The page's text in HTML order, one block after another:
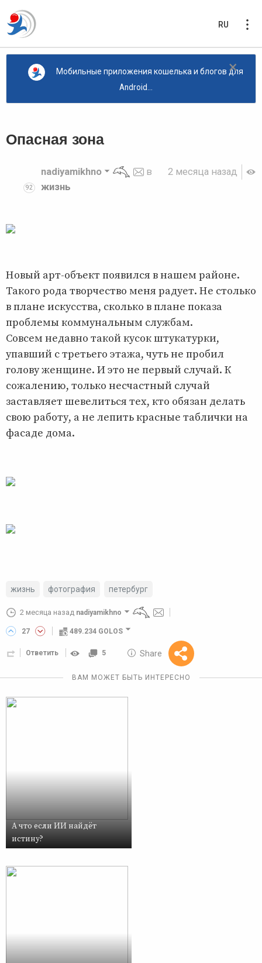
RU
×
Мобильные приложения кошелька и блогов для
Android...
Опасная зона
2 месяца назад
92
nadiyamikhno
в
жизнь
Новый арт-объект появился в нашем районе.
Такого рода творчество меня радует. Не столько
в плане искусства, сколько в плане показа
проблемы коммунальным службам.
Совсем недавно такой кусок штукатурки,
упавший с третьего этажа, чуть не пробил
голову женщине. И это не первый случай. К
сожалению, только несчастный случай
заставляет шевелиться тех, кто обязан делать
свою работу, а не лепить красные таблички на
фасаде дома.
жизнь фотография петербург
2 месяца назад nadiyamikhno
27 489.234 GOLOS
Ответить 5 Share
Reward
10 GOLOS
ВАМ МОЖЕТ БЫТЬ ИНТЕРЕСНО
А что если ИИ найдёт
истину?